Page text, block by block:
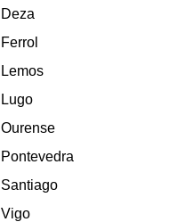
Deza
Ferrol
Lemos
Lugo
Ourense
Pontevedra
Santiago
Vigo